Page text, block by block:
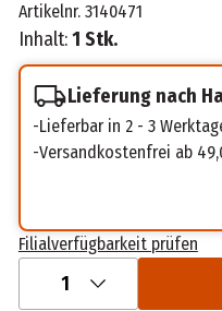
Artikelnr. 3140471
Inhalt:1 Stk.
Lieferung nach
Lieferbar in 2 - 3
Versandkostenfrei ab
Filialverfügbarkeit prüfen
1